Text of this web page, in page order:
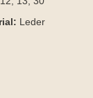
Leder